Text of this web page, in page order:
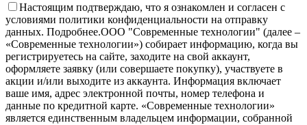
Настоящим подтверждаю, что я ознакомлен и согласен с
условиями политики конфиденциальности на отправку
данных. Подробнее.OOO "Современные технологии" (далее –
«Современные технологии») собирает информацию, когда вы
регистрируетесь на сайте, заходите на свой аккаунт,
оформляете заявку (или совершаете покупку), участвуете в
акции и/или выходите из аккаунта. Информация включает
ваше имя, адрес электронной почты, номер телефона и
данные по кредитной карте. «Современные технологии»
является единственным владельцем информации, собранной